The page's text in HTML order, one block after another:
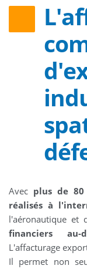
Avec plus de
réalisés à
l'aéronautique et
financiers
L'affacturage
Il permet non